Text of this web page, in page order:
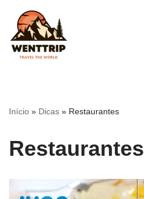
Pular
para
Início » Dicas » Restaurantes
Restaurantes